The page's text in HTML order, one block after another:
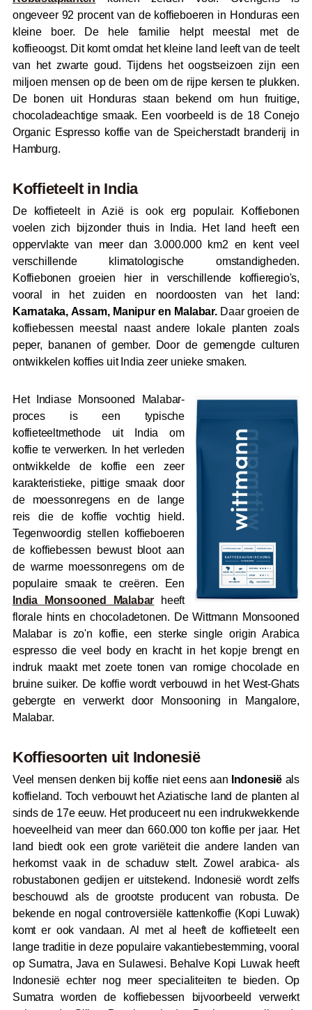
ongeveer 92 procent van de koffieboeren in Honduras een
kleine boer. De hele familie helpt meestal met de
koffieoogst. Dit komt omdat het kleine land leeft van de teelt
van het zwarte goud. Tijdens het oogstseizoen zijn een
miljoen mensen op de been om de rijpe kersen te plukken.
De bonen uit Honduras staan bekend om hun fruitige,
chocoladeachtige smaak. Een voorbeeld is de 18 Conejo
Organic Espresso koffie van de Speicherstadt branderij in
Hamburg.
Koffieteelt in India
De koffieteelt in Azië is ook erg populair. Koffiebonen
voelen zich bijzonder thuis in India. Het land heeft een
oppervlakte van meer dan 3.000.000 km2 en kent veel
verschillende klimatologische omstandigheden.
Koffiebonen groeien hier in verschillende koffieregio's,
vooral in het zuiden en noordoosten van het land:
Karnataka, Assam, Manipur en Malabar.Daar groeien de
koffiebessen meestal naast andere lokale planten zoals
peper, bananen of gember. Door de gemengde culturen
ontwikkelen koffies uit India zeer unieke smaken.
Het Indiase Monsooned Malabar-
proces is een typische
koffieteeltmethode uit India om
koffie te verwerken. In het verleden
ontwikkelde de koffie een zeer
karakteristieke, pittige smaak door
de moessonregens en de lange
reis die de koffie vochtig hield.
Tegenwoordig stellen koffieboeren
de koffiebessen bewust bloot aan
de warme moessonregens om de
populaire smaak te creëren. Een
India Monsooned Malabar heeft
florale hints en chocoladetonen. De Wittmann Monsooned
Malabar is zo'n koffie, een sterke single origin Arabica
espresso die veel body en kracht in het kopje brengt en
indruk maakt met zoete tonen van romige chocolade en
bruine suiker. De koffie wordt verbouwd in het West-Ghats
gebergte en verwerkt door Monsooning in Mangalore,
Malabar.
Koffiesoorten uit Indonesië
Veel mensen denken bij koffie niet eens aan Indonesië als
koffieland. Toch verbouwt het Aziatische land de planten al
sinds de 17e eeuw. Het produceert nu een indrukwekkende
hoeveelheid van meer dan 660.000 ton koffie per jaar. Het
land biedt ook een grote variëteit die andere landen van
herkomst vaak in de schaduw stelt. Zowel arabica- als
robustabonen gedijen er uitstekend. Indonesië wordt zelfs
beschouwd als de grootste producent van robusta. De
bekende en nogal controversiële kattenkoffie (Kopi Luwak)
komt er ook vandaan. Al met al heeft de koffieteelt een
lange traditie in deze populaire vakantiebestemming, vooral
op Sumatra, Java en Sulawesi. Behalve Kopi Luwak heeft
Indonesië echter nog meer specialiteiten te bieden. Op
Sumatra worden de koffiebessen bijvoorbeeld verwerkt